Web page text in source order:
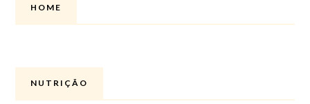
HOME
NUTRIÇÃO